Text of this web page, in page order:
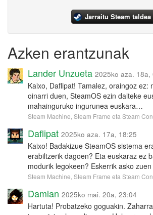
Jarraitu Steam taldea
Azken erantzunak
Lander Unzueta 2025ko aza. 18a,
Kaixo, Daflipat! Tamalez, oraingoz ez:
oinarri duen, SteamOS ezin daiteke
mahainguruko ingurunea euskara…
Steam Machine, Steam Frame eta Steam
Daflipat 2025ko aza. 17a, 18:25
Kaixo! Badakizue SteamOS sistema
erabiltzerik dagoen? Eta euskaraz ez
modurik legokeen? Eskerrik asko
Steam Machine, Steam Frame eta Steam
Damian 2025ko mai. 20a, 23:04
Hartuta! Probatzeko goguakin.